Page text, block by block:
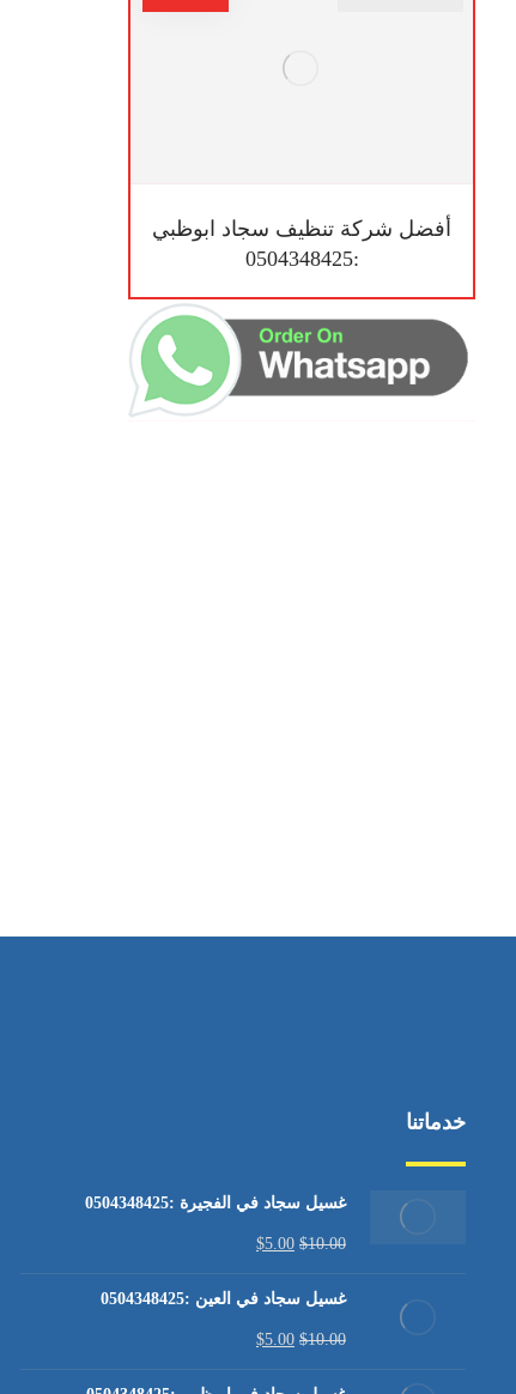
أفضل شركة تنظيف سجاد ابوظبي
:0504348425
خدماتنا
غسيل سجاد في الفجيرة :0504348425
$10.00
$5.00
غسيل سجاد في العين :0504348425
$10.00
$5.00